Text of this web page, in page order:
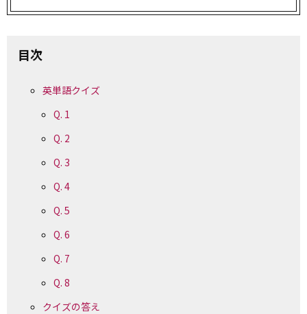
目次
英単語クイズ
Q. 1
Q. 2
Q. 3
Q. 4
Q. 5
Q. 6
Q. 7
Q. 8
クイズの答え